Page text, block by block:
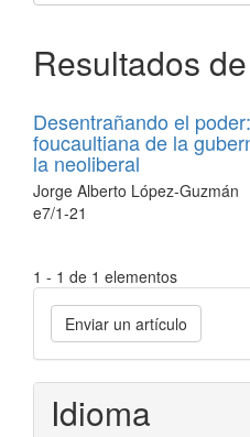
Resultados
Desentrañando el
foucaultiana de la
la neoliberal
Jorge Alberto López-Guzmán
e7/1-21
1 - 1 de 1 elementos
Enviar
un
artículo
Enviar un artículo
Idioma